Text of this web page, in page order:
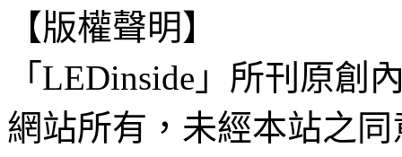
【版權聲明】
「LEDinside」所刊原創
網站所有，未經本站之